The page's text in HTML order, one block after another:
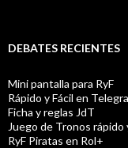
DEBATES RECIENTES
Mini pantalla para RyF
Rápido y Fácil en
Ficha y reglas JdT
Juego de Tronos rápido
RyF Piratas en Rol+